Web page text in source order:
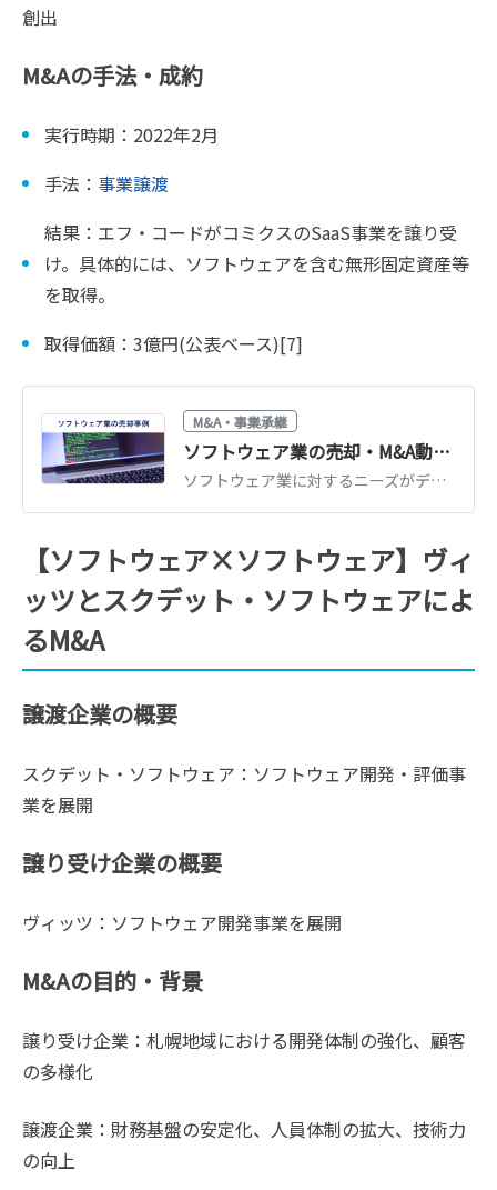
創出
M&Aの手法・成約
実行時期：2022年2月
手法： 事業譲渡
結果：エフ・コードがコミクスのSaaS事業を譲り受
け。具体的には、ソフトウェアを含む無形固定資産等
を取得。
取得価額：3億円(公表ベース)[7]
M&A・事業承継
ソフトウェア業の売却・M&A動向と最新事例20選
ソフトウェア業に対するニーズがデジタル化などを背景として拡大し、ソフトウェア企業の売却・M&Aも活性化しています。ソフトウェア業の現況とM&A動向・事例、M&Aを行うメリットなどをくわしく解説します。(執筆者：京都大学文学部卒の企業法務・金融専門ライター 相良義勝)
【ソフトウェア×ソフトウェア】ヴィ
ッツとスクデット・ソフトウェアによ
るM&A
譲渡企業の概要
スクデット・ソフトウェア：ソフトウェア開発・評価事
業を展開
譲り受け企業の概要
ヴィッツ：ソフトウェア開発事業を展開
M&Aの目的・背景
譲り受け企業：札幌地域における開発体制の強化、顧客
の多様化
譲渡企業：財務基盤の安定化、人員体制の拡大、技術力
の向上